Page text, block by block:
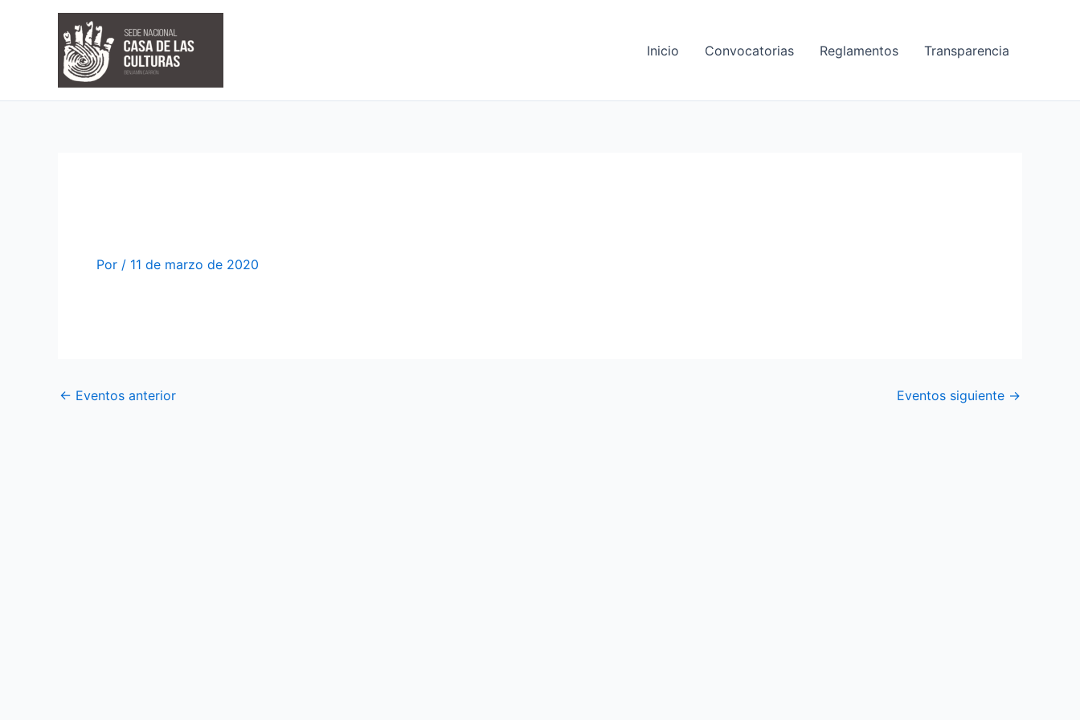
Inicio Convocatorias Reglamentos Transparencia
Por / 11 de marzo de 2020
← Eventos anterior Eventos siguiente →